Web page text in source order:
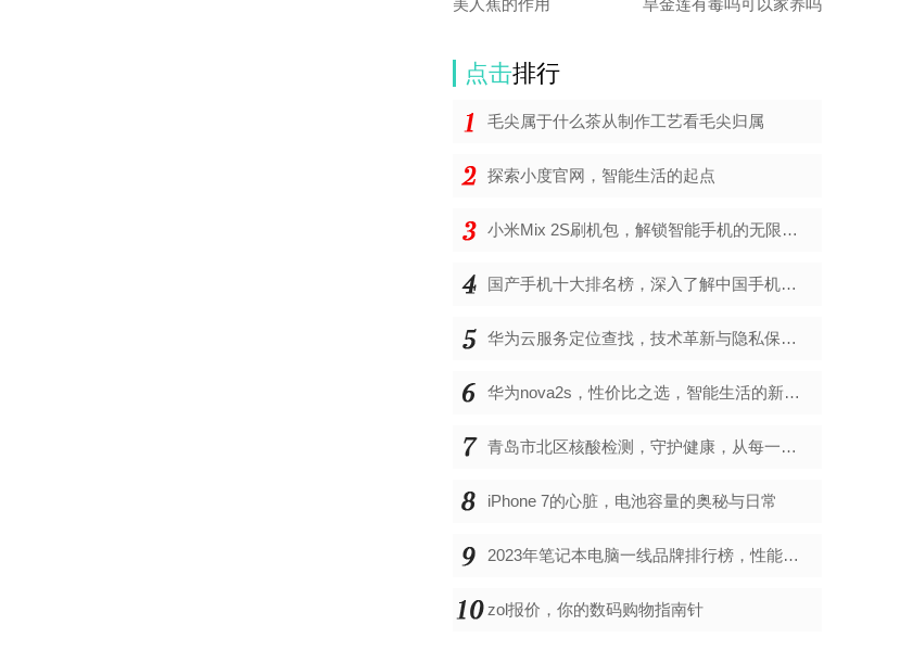
美人蕉的作用 旱金莲有毒吗可以家养吗
点击排行
毛尖属于什么茶从制作工艺看毛尖归属
探索小度官网，智能生活的起点
小米Mix 2S刷机包，解锁智能手机的无限可能
国产手机十大排名榜，深入了解中国手机市场的佼佼者
华为云服务定位查找，技术革新与隐私保护的双重奏
华为nova2s，性价比之选，智能生活的新伙伴
青岛市北区核酸检测，守护健康，从每一次检测开始
iPhone 7的心脏，电池容量的奥秘与日常
2023年笔记本电脑一线品牌排行榜，性能、创新与用户满意度的综合考量
zol报价，你的数码购物指南针